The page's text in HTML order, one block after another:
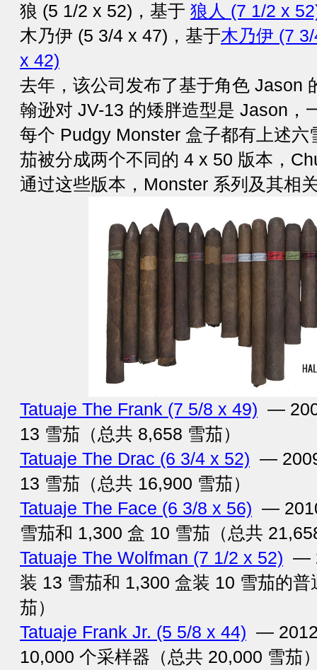
狼 (5 1/2 x 52)，基于 狼人 (7 1/2 x
木乃伊 (5 3/4 x 47)，基于木乃伊 (7
x 42)
去年，该公司发布了基于角色 Jason
翰逊对 JV-13 的矮胖造型是 Jason，
每个 Pudgy Monster 盒子都有上述六
茄被分成两个不同的 4 x 50 版本，
通过这些版本，Monster 系列及其相
Tatuaje The Frank (7 5/8 x 49) —
13 雪茄（总共 8,658 雪茄）
Tatuaje The Drac (6 3/4 x 52) —
13 雪茄（总共 16,900 雪茄）
Tatuaje The Face (6 3/8 x 56) —
雪茄和 1,300 盒 10 雪茄（总共
Tatuaje The Wolfman (7 1/2 x 52) —
装 13 雪茄和 1,300 盒装 10 雪茄的
茄）
Tatuaje Frank Jr. (5 5/8 x 44) —
10,000 个采样器（总共 20,000 雪茄